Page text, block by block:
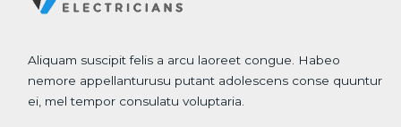
Aliquam suscipit felis a arcu laoreet congue. Habeo
nemore appellanturusu putant adolescens conse quuntur
ei, mel tempor consulatu voluptaria.